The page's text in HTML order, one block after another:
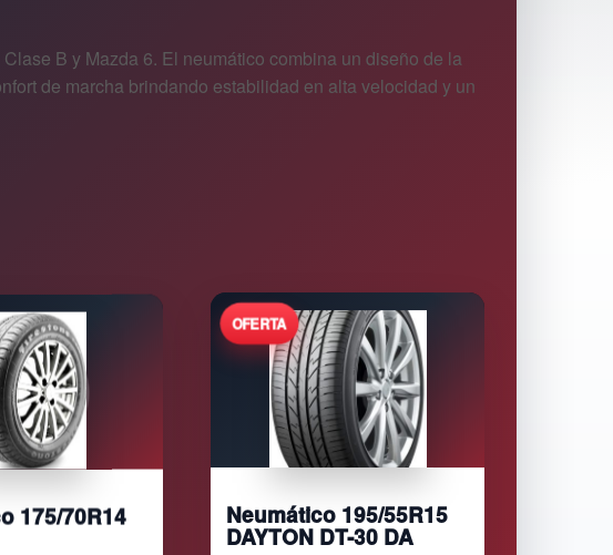
B y Mazda 6. El neumático combina un diseño de la
de marcha brindando estabilidad en alta velocidad y un
175/70R14 Neumático 195/55R15
DAYTON DT-30 DA